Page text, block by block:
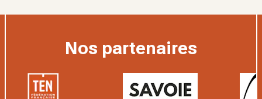
Nos partenaires